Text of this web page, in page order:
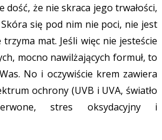
dość, że nie skraca jego trwałości,
się pod nim nie poci, nie jest
mat. Jeśli więc nie jesteście
mocno nawilżających formuł, to
No i oczywiście krem zawiera
ochrony (UVB i UVA, światło
stres oksydacyjny i